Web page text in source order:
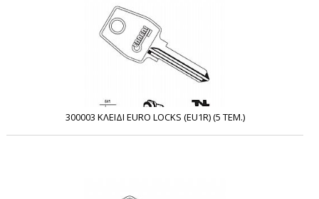
300003 ΚΛΕΙΔΙ EURO LOCKS (EU1R) (5 ΤΕΜ.)